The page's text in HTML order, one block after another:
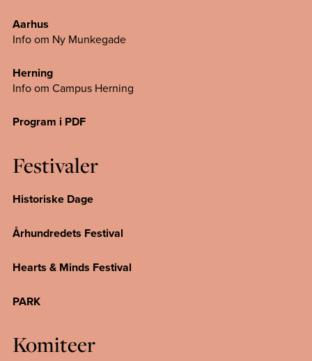
Aarhus
Info om Ny Munkegade
Herning
Info om Campus Herning
Program i PDF
Festivaler
Historiske Dage
Århundredets Festival
Hearts & Minds Festival
PARK
Komiteer